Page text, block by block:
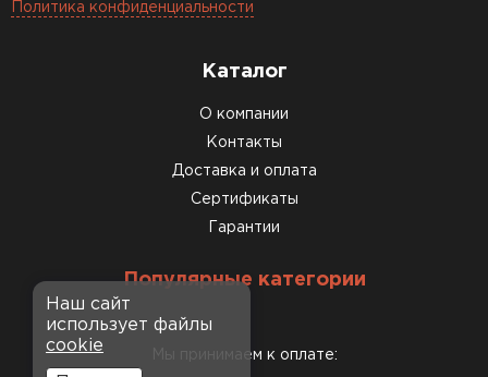
Политика конфиденциальности
Каталог
О компании
Контакты
Доставка и оплата
Сертификаты
Гарантии
Популярные категории
Мы принимаем к оплате:
Наш сайт
использует файлы
cookie